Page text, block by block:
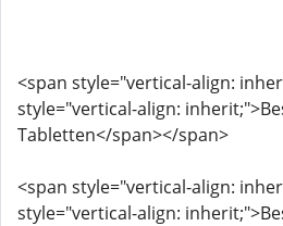
<span style="vertical-align:
style="vertical-align:
Tabletten</span></span>
<span style="vertical-align:
style="vertical-align: